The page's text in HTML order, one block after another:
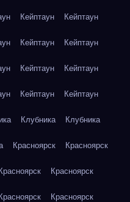
Кейптаун Кейптаун
Кейптаун Кейптаун
Кейптаун Кейптаун
Кейптаун Кейптаун
Клубника Клубника
Красноярск Красноярск
Красноярск Красноярск
Красноярск Красноярск